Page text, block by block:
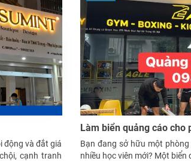
động và đắt giá
cạnh tranh
Làm biển quảng cáo cho
Bạn đang sở hữu một
nhiều học viên mới? Một